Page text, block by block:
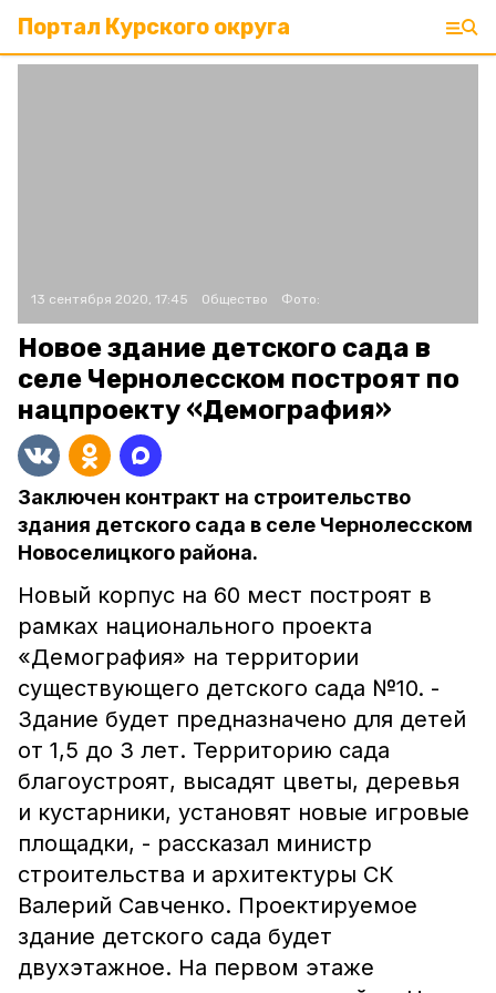
Портал Курского округа
13 сентября 2020, 17:45 Общество Фото:
Новое здание детского сада в
селе Чернолесском построят по
нацпроекту «Демография»
Заключен контракт на строительство
здания детского сада в селе Чернолесском
Новоселицкого района.
Новый корпус на 60 мест построят в
рамках национального проекта
«Демография» на территории
существующего детского сада №10. -
Здание будет предназначено для детей
от 1,5 до 3 лет. Территорию сада
благоустроят, высадят цветы, деревья
и кустарники, установят новые игровые
площадки, - рассказал министр
строительства и архитектуры СК
Валерий Савченко. Проектируемое
здание детского сада будет
двухэтажное. На первом этаже